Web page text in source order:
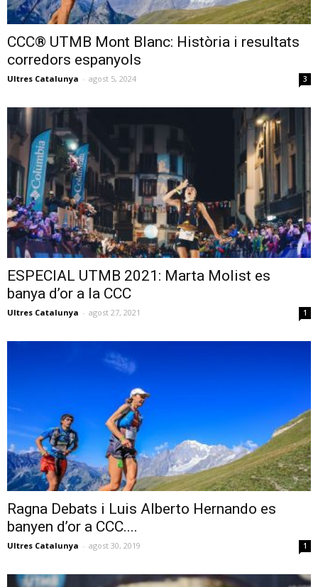
CCC® UTMB Mont Blanc: Història i resultats
corredors espanyols
Ultres Catalunya - agost 5, 2024 3
ESPECIAL UTMB 2021: Marta Molist es
banya d’or a la CCC
Ultres Catalunya - agost 27, 2021 1
Ragna Debats i Luis Alberto Hernando es
banyen d’or a CCC....
Ultres Catalunya - agost 30, 2019 1